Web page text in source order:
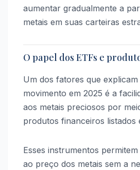
aumentar gradualmente a
metais em suas carteiras
O papel dos ETFs e
Um dos fatores que
movimento em 2025 é a
aos metais preciosos por
produtos financeiros listados
Esses instrumentos
ao preço dos metais sem a